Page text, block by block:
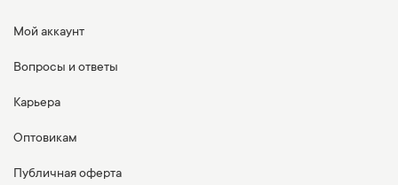
Мой аккаунт
Вопросы и ответы
Карьера
Оптовикам
Публичная оферта